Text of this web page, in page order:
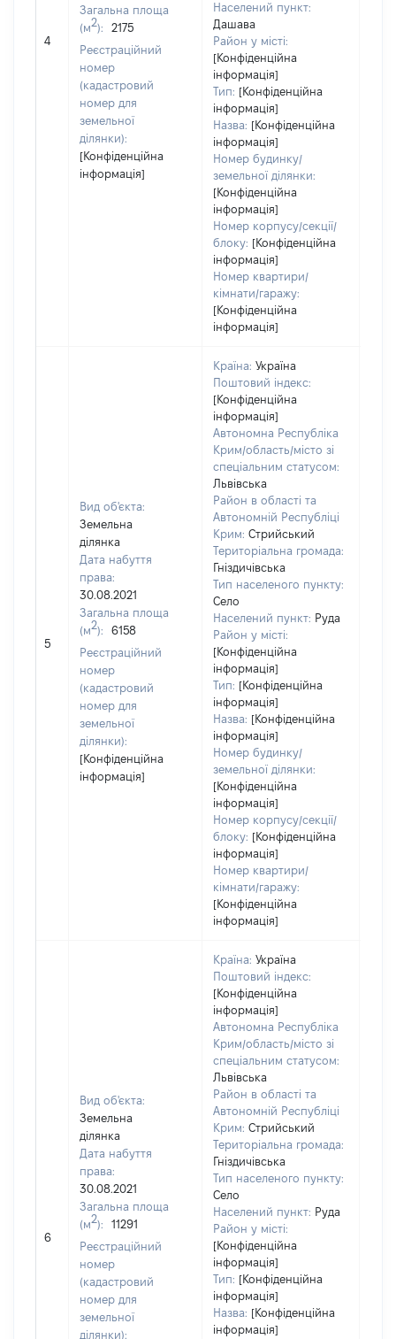
4
Загальна площа
(м2):
2175
Реєстраційний
номер
(кадастровий
номер для
земельної
ділянки):
[Конфіденційна
інформація]
Населений пункт:
Дашава
Район у місті:
[Конфіденційна
інформація]
Тип: [Конфіденційна
інформація]
Назва: [Конфіденційна
інформація]
Номер будинку/
земельної ділянки:
[Конфіденційна
інформація]
Номер корпусу/секції/
блоку: [Конфіденційна
інформація]
Номер квартири/
кімнати/гаражу:
[Конфіденційна
інформація]
5
Вид об'єкта:
Земельна
ділянка
Дата набуття
права:
30.08.2021
Загальна площа
(м2):
6158
Реєстраційний
номер
(кадастровий
номер для
земельної
ділянки):
[Конфіденційна
інформація]
Країна: Україна
Поштовий індекс:
[Конфіденційна
інформація]
Автономна Республіка
Крим/область/місто зі
спеціальним статусом:
Львівська
Район в області та
Автономній Республіці
Крим: Стрийський
Територіальна громада:
Гніздичівська
Тип населеного пункту:
Село
Населений пункт: Руда
Район у місті:
[Конфіденційна
інформація]
Тип: [Конфіденційна
інформація]
Назва: [Конфіденційна
інформація]
Номер будинку/
земельної ділянки:
[Конфіденційна
інформація]
Номер корпусу/секції/
блоку: [Конфіденційна
інформація]
Номер квартири/
кімнати/гаражу:
[Конфіденційна
інформація]
6
Вид об'єкта:
Земельна
ділянка
Дата набуття
права:
30.08.2021
Загальна площа
(м2):
11291
Реєстраційний
номер
(кадастровий
номер для
земельної
ділянки):
Країна: Україна
Поштовий індекс:
[Конфіденційна
інформація]
Автономна Республіка
Крим/область/місто зі
спеціальним статусом:
Львівська
Район в області та
Автономній Республіці
Крим: Стрийський
Територіальна громада:
Гніздичівська
Тип населеного пункту:
Село
Населений пункт: Руда
Район у місті:
[Конфіденційна
інформація]
Тип: [Конфіденційна
інформація]
Назва: [Конфіденційна
інформація]